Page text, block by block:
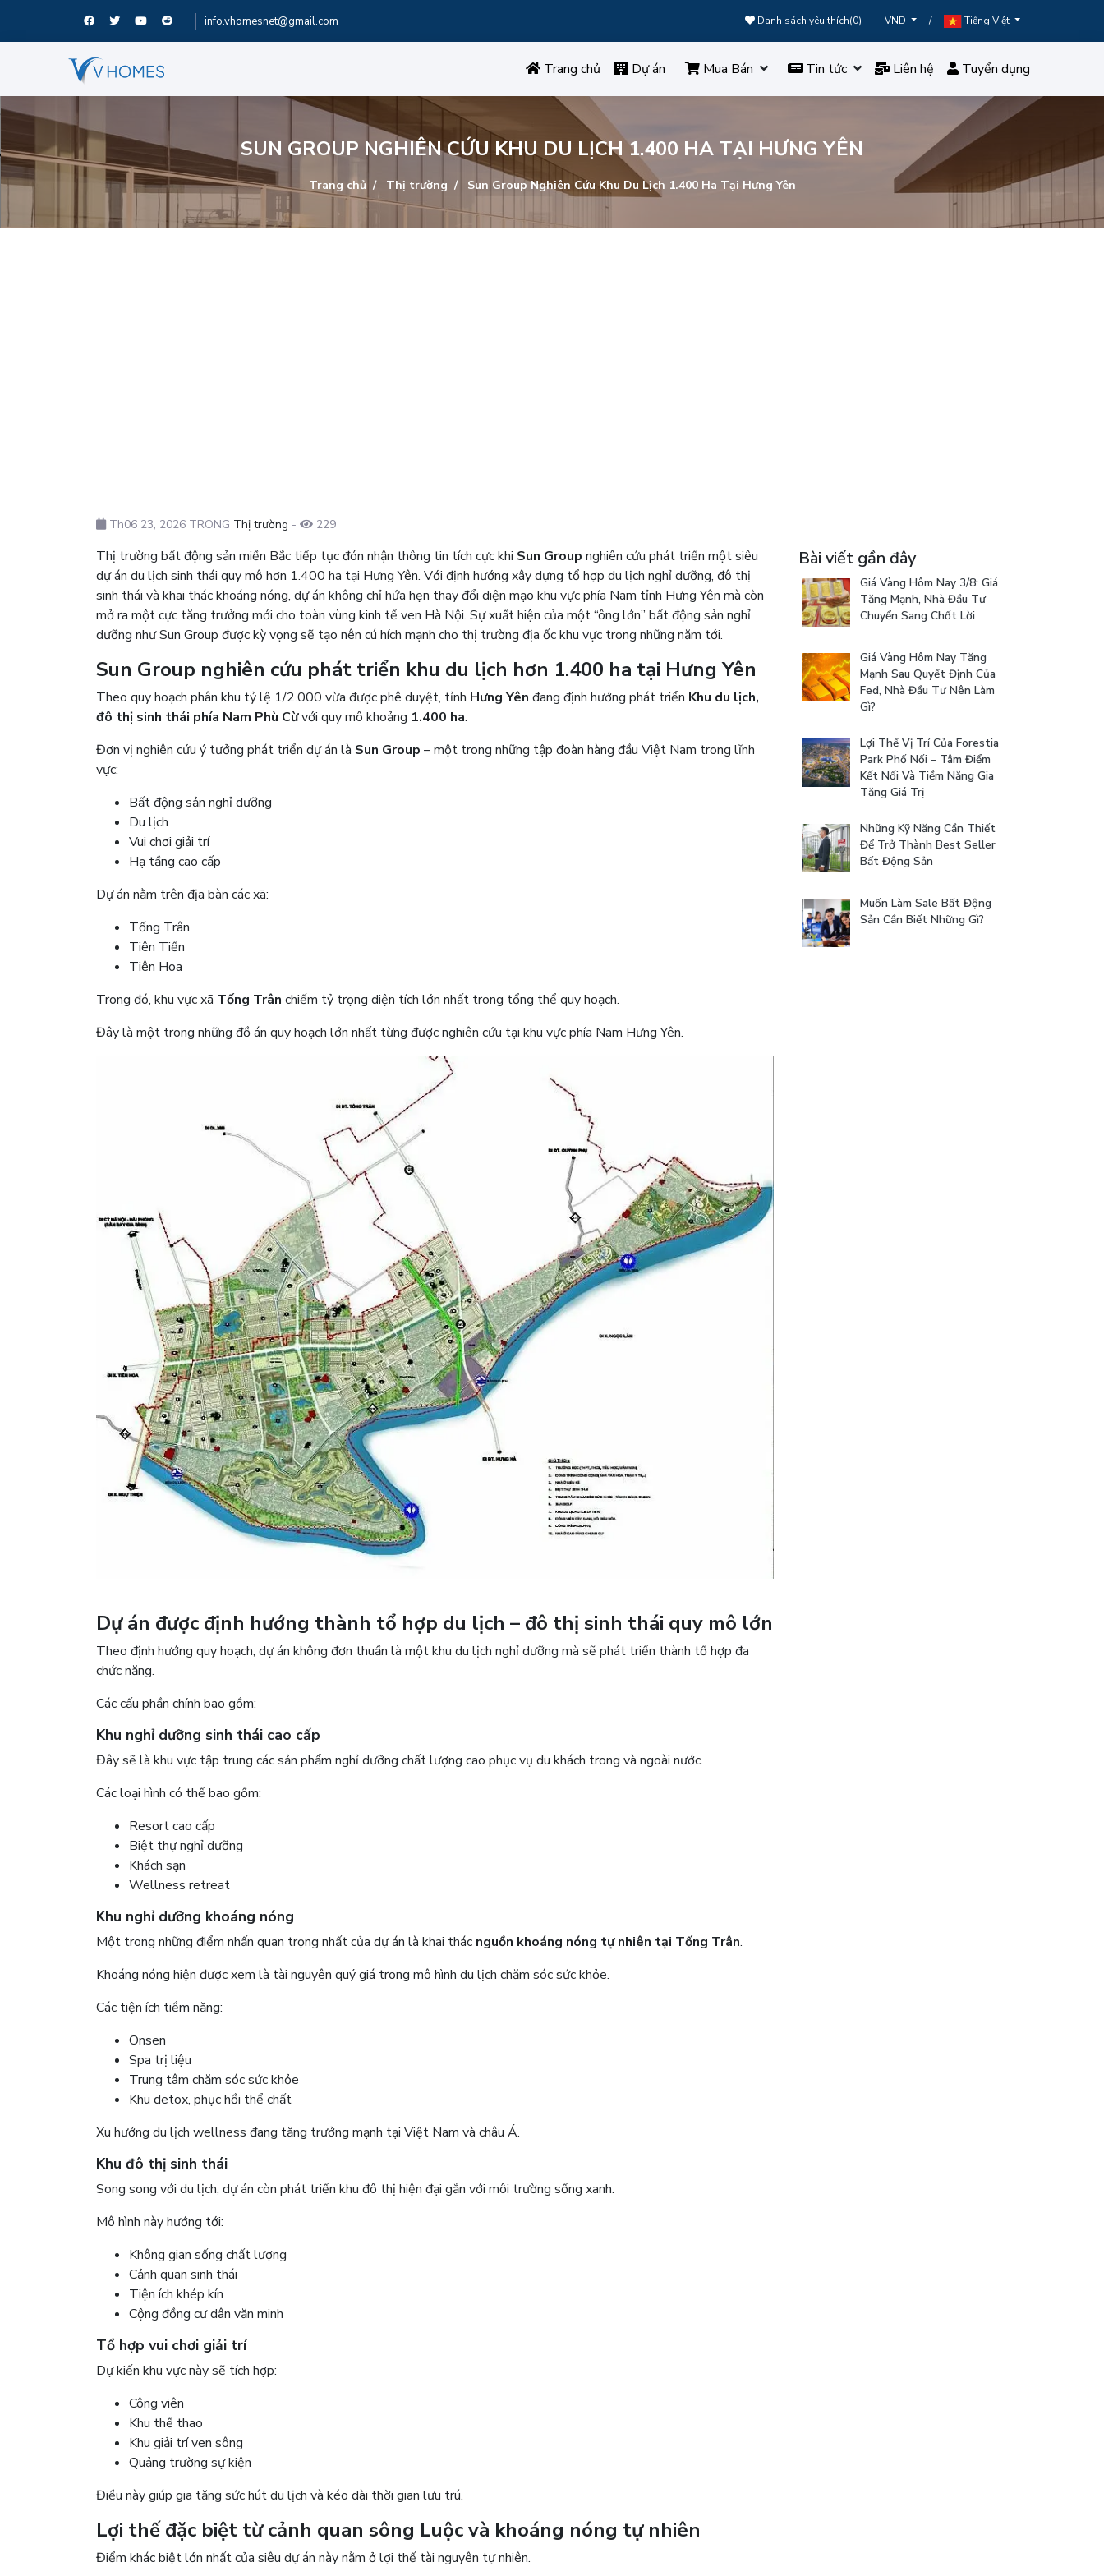
info.vhomesnet@gmail.com Danh sách yêu thích(0) VND / Tiếng Việt
Trang chủ Dự án Mua Bán Tin tức Liên hệ Tuyển dụng
SUN GROUP NGHIÊN CỨU KHU DU LỊCH 1.400 HA TẠI HƯNG YÊN
Trang chủ Thị trường Sun Group Nghiên Cứu Khu Du Lịch 1.400 Ha Tại Hưng Yên
Th06 23, 2026 TRONG Thị trường - 229
Thị trường bất động sản miền Bắc tiếp tục đón nhận thông tin tích cực khi Sun Group nghiên cứu phát triển một siêu
dự án du lịch sinh thái quy mô hơn 1.400 ha tại Hưng Yên. Với định hướng xây dựng tổ hợp du lịch nghỉ dưỡng, đô thị
sinh thái và khai thác khoáng nóng, dự án không chỉ hứa hẹn thay đổi diện mạo khu vực phía Nam tỉnh Hưng Yên mà còn
mở ra một cực tăng trưởng mới cho toàn vùng kinh tế ven Hà Nội. Sự xuất hiện của một “ông lớn” bất động sản nghỉ
dưỡng như Sun Group được kỳ vọng sẽ tạo nên cú hích mạnh cho thị trường địa ốc khu vực trong những năm tới.
Sun Group nghiên cứu phát triển khu du lịch hơn 1.400 ha tại Hưng Yên
Theo quy hoạch phân khu tỷ lệ 1/2.000 vừa được phê duyệt, tỉnh Hưng Yên đang định hướng phát triển Khu du lịch,
đô thị sinh thái phía Nam Phù Cừvới quy mô khoảng 1.400 ha.
Đơn vị nghiên cứu ý tưởng phát triển dự án là Sun Group – một trong những tập đoàn hàng đầu Việt Nam trong lĩnh
vực:
Bất động sản nghỉ dưỡng
Du lịch
Vui chơi giải trí
Hạ tầng cao cấp
Dự án nằm trên địa bàn các xã:
Tống Trân
Tiên Tiến
Tiên Hoa
Trong đó, khu vực xã Tống Trân chiếm tỷ trọng diện tích lớn nhất trong tổng thể quy hoạch.
Đây là một trong những đồ án quy hoạch lớn nhất từng được nghiên cứu tại khu vực phía Nam Hưng Yên.
Dự án được định hướng thành tổ hợp du lịch – đô thị sinh thái quy mô lớn
Theo định hướng quy hoạch, dự án không đơn thuần là một khu du lịch nghỉ dưỡng mà sẽ phát triển thành tổ hợp đa
chức năng.
Các cấu phần chính bao gồm:
Khu nghỉ dưỡng sinh thái cao cấp
Đây sẽ là khu vực tập trung các sản phẩm nghỉ dưỡng chất lượng cao phục vụ du khách trong và ngoài nước.
Các loại hình có thể bao gồm:
Resort cao cấp
Biệt thự nghỉ dưỡng
Khách sạn
Wellness retreat
Khu nghỉ dưỡng khoáng nóng
Một trong những điểm nhấn quan trọng nhất của dự án là khai thác nguồn khoáng nóng tự nhiên tại Tống Trân.
Khoáng nóng hiện được xem là tài nguyên quý giá trong mô hình du lịch chăm sóc sức khỏe.
Các tiện ích tiềm năng:
Onsen
Spa trị liệu
Trung tâm chăm sóc sức khỏe
Khu detox, phục hồi thể chất
Xu hướng du lịch wellness đang tăng trưởng mạnh tại Việt Nam và châu Á.
Khu đô thị sinh thái
Song song với du lịch, dự án còn phát triển khu đô thị hiện đại gắn với môi trường sống xanh.
Mô hình này hướng tới:
Không gian sống chất lượng
Cảnh quan sinh thái
Tiện ích khép kín
Cộng đồng cư dân văn minh
Tổ hợp vui chơi giải trí
Dự kiến khu vực này sẽ tích hợp:
Công viên
Khu thể thao
Khu giải trí ven sông
Quảng trường sự kiện
Điều này giúp gia tăng sức hút du lịch và kéo dài thời gian lưu trú.
Lợi thế đặc biệt từ cảnh quan sông Luộc và khoáng nóng tự nhiên
Điểm khác biệt lớn nhất của siêu dự án này nằm ở lợi thế tài nguyên tự nhiên.
Bài viết gần đây
Giá Vàng Hôm Nay 3/8: Giá
Tăng Mạnh, Nhà Đầu Tư
Chuyển Sang Chốt Lời
Giá Vàng Hôm Nay Tăng
Mạnh Sau Quyết Định Của
Fed, Nhà Đầu Tư Nên Làm
Gì?
Lợi Thế Vị Trí Của Forestia
Park Phố Nối – Tâm Điểm
Kết Nối Và Tiềm Năng Gia
Tăng Giá Trị
Những Kỹ Năng Cần Thiết
Để Trở Thành Best Seller
Bất Động Sản
Muốn Làm Sale Bất Động
Sản Cần Biết Những Gì?